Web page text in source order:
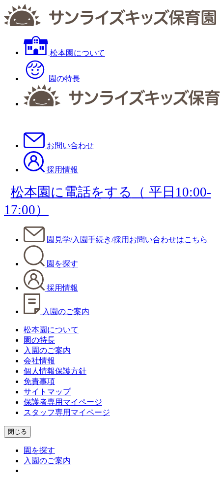
松本園について
園の特長
お問い合わせ
採用情報
松本園に電話をする
（ 平日10:00-
17:00）
園見学/入園手続き/採用 お問い合わせはこちら
園を探す
採用情報
入園のご案内
松本園について
園の特長
入園のご案内
会社情報
個人情報保護方針
免責事項
サイトマップ
保護者専用マイページ
スタッフ専用マイページ
閉じる
園を探す
入園のご案内